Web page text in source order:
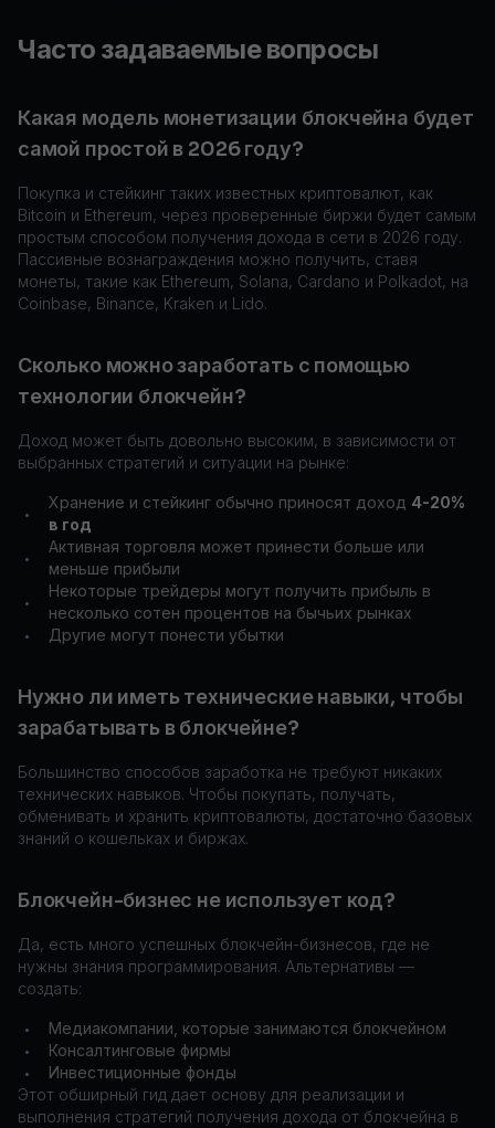
Часто задаваемые вопросы
Какая модель монетизации блокчейна будет
самой простой в 2026 году?
Покупка и стейкинг таких известных криптовалют, как
Bitcoin и Ethereum, через проверенные биржи будет самым
простым способом получения дохода в сети в 2026 году.
Пассивные вознаграждения можно получить, ставя
монеты, такие как Ethereum, Solana, Cardano и Polkadot, на
Coinbase, Binance, Kraken и Lido.
Сколько можно заработать с помощью
технологии блокчейн?
Доход может быть довольно высоким, в зависимости от
выбранных стратегий и ситуации на рынке:
•
Хранение и стейкинг обычно приносят доход 4-20%
в год
•
Активная торговля может принести больше или
меньше прибыли
•
Некоторые трейдеры могут получить прибыль в
несколько сотен процентов на бычьих рынках
• Другие могут понести убытки
Нужно ли иметь технические навыки, чтобы
зарабатывать в блокчейне?
Большинство способов заработка не требуют никаких
технических навыков. Чтобы покупать, получать,
обменивать и хранить криптовалюты, достаточно базовых
знаний о кошельках и биржах.
Блокчейн-бизнес не использует код?
Да, есть много успешных блокчейн-бизнесов, где не
нужны знания программирования. Альтернативы —
создать:
• Медиакомпании, которые занимаются блокчейном
• Консалтинговые фирмы
•
Инвестиционные фонды
Этот обширный гид дает основу для реализации и
выполнения стратегий получения дохода от блокчейна в